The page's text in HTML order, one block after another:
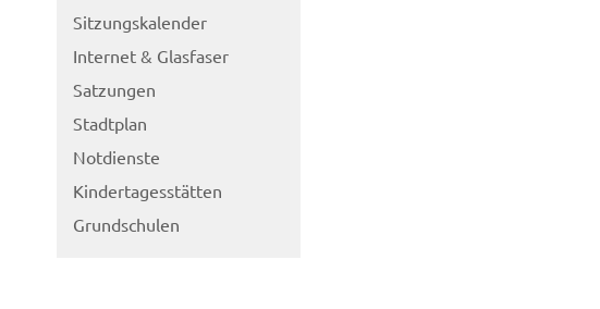
Sitzungskalender
Internet & Glasfaser
Satzungen
Stadtplan
Notdienste
Kindertagesstätten
Grundschulen